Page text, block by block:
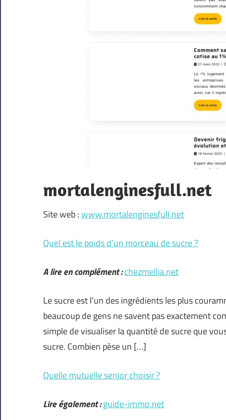
mortalenginesfull.net
Site web :www.mortalenginesfull.net
Quel est le poids d’un morceau de sucre ?
A lire en complément :chezmellia.net
Le sucre est l’un des ingrédients les plus
beaucoup de gens ne savent pas exactement
simple de visualiser la quantité de sucre que
sucre. Combien pèse un […]
Quelle mutuelle senior choisir ?
Lire également :guide-immo.net